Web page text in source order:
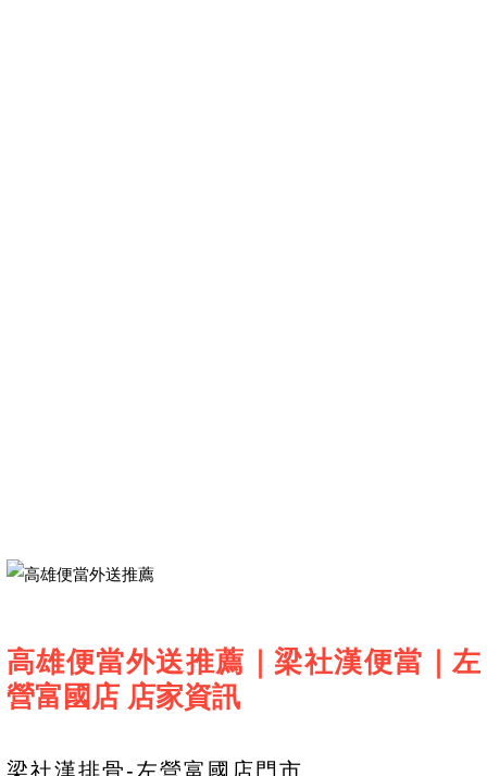
高雄便當外送推薦｜梁社漢便當｜左
營富國店 店家資訊
梁社漢排骨-左營富國店門市